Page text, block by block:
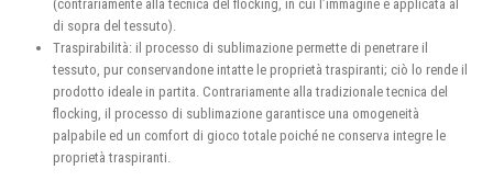
(contrariamente alla tecnica del flocking, in cui l’immagine è applicata al
di sopra del tessuto).
Traspirabilità: il processo di sublimazione permette di penetrare il
tessuto, pur conservandone intatte le proprietà traspiranti; ciò lo rende il
prodotto ideale in partita. Contrariamente alla tradizionale tecnica del
flocking, il processo di sublimazione garantisce una omogeneità
palpabile ed un comfort di gioco totale poiché ne conserva integre le
proprietà traspiranti.